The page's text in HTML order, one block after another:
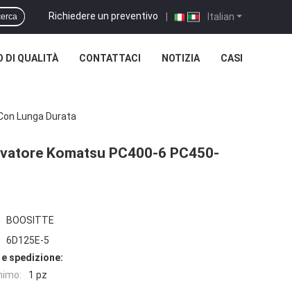
Italian
Richiedere un preventivo |
DI QUALITÀ CONTATTACI NOTIZIA CASI
Lunga Durata
Komatsu PC400-6 PC450-
BOOSITTE
6D125E-5
spedizione:
1 pz